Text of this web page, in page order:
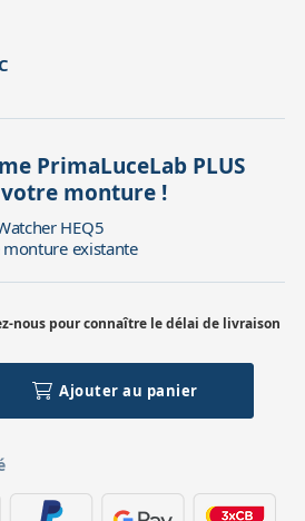
PrimaLuceLab PLUS
monture !
HEQ5
monture existante
nous pour connaître le délai de livraison
Ajouter au panier